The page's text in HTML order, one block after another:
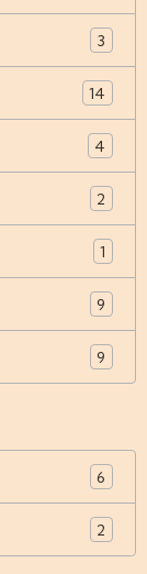
3
14
4
2
1
9
9
6
2